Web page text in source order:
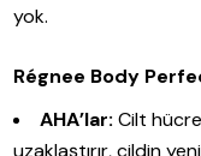
yok.
Régnee Body
AHA’lar: Cilt